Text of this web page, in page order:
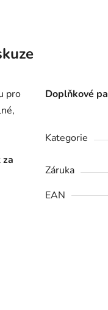
pro
za
Doplňkové
Kategorie
Záruka
EAN